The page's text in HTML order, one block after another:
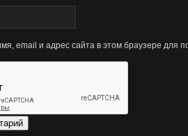
email и адрес сайта в этом браузере для